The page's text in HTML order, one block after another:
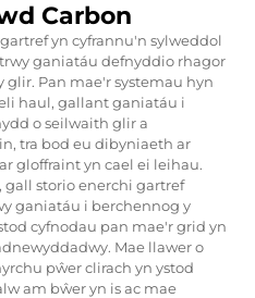
Carbon
yn cyfrannu'n sylweddol
ganiatáu defnyddio rhagor
Pan mae'r systemau hyn
haul, gallant ganiatáu i
o seilwaith glir a
tra bod eu dibyniaeth ar
gloffraint yn cael ei leihau.
storio enerchi gartref
ganiatáu i berchennog y
cyfnodau pan mae'r grid yn
Mae llawer o
pŵer clirach yn ystod
am bŵer yn is ac mae